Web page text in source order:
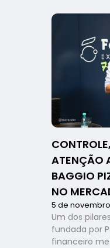
ATENÇÃO
BAGGIO
NO
5 de
Um dos
fundada por
financeiro